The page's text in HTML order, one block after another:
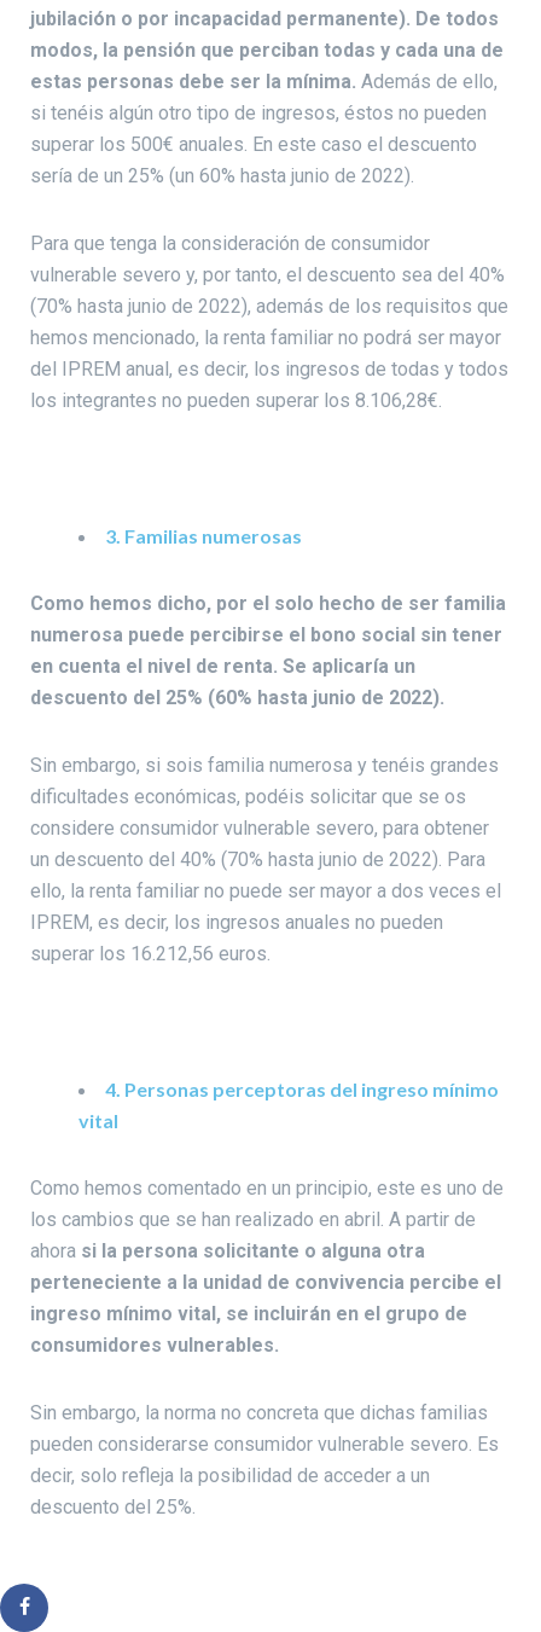
jubilación o por incapacidad permanente). De todos
modos, la pensión que perciban todas y cada una de
estas personas debe ser la mínima. Además de ello,
si tenéis algún otro tipo de ingresos, éstos no pueden
superar los 500€ anuales. En este caso el descuento
sería de un 25% (un 60% hasta junio de 2022).
Para que tenga la consideración de consumidor
vulnerable severo y, por tanto, el descuento sea del 40%
(70% hasta junio de 2022), además de los requisitos que
hemos mencionado, la renta familiar no podrá ser mayor
del IPREM anual, es decir, los ingresos de todas y todos
los integrantes no pueden superar los 8.106,28€.
3. Familias numerosas
Como hemos dicho, por el solo hecho de ser familia
numerosa puede percibirse el bono social sin tener
en cuenta el nivel de renta. Se aplicaría un
descuento del 25% (60% hasta junio de 2022).
Sin embargo, si sois familia numerosa y tenéis grandes
dificultades económicas, podéis solicitar que se os
considere consumidor vulnerable severo, para obtener
un descuento del 40% (70% hasta junio de 2022). Para
ello, la renta familiar no puede ser mayor a dos veces el
IPREM, es decir, los ingresos anuales no pueden
superar los 16.212,56 euros.
4. Personas perceptoras del ingreso mínimo
vital
Como hemos comentado en un principio, este es uno de
los cambios que se han realizado en abril. A partir de
ahora si la persona solicitante o alguna otra
perteneciente a la unidad de convivencia percibe el
ingreso mínimo vital, se incluirán en el grupo de
consumidores vulnerables.
Sin embargo, la norma no concreta que dichas familias
pueden considerarse consumidor vulnerable severo. Es
decir, solo refleja la posibilidad de acceder a un
descuento del 25%.